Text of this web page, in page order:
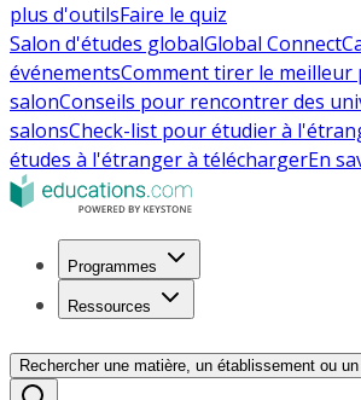
plus d'outilsFaire le quiz
Salon d'études globalGlobal Connect
événementsComment tirer le meilleur
salonConseils pour rencontrer des
salonsCheck-list pour étudier à
études à l'étranger à téléchargerEn
Programmes
Ressources
Rechercher une matière, un établissement ou